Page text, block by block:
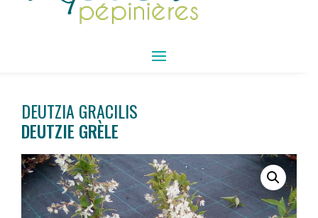
DEUTZIA GRACILIS
DEUTZIE GRÈLE